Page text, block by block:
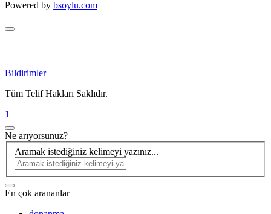
Powered by bsoylu.com
Bildirimler
Tüm Telif Hakları Saklıdır.
1
Ne arıyorsunuz?
Aramak istediğiniz kelimeyi yazınız...
En çok arananlar